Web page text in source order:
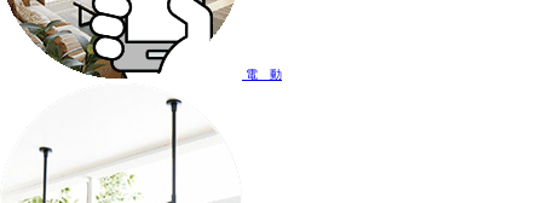
電 動